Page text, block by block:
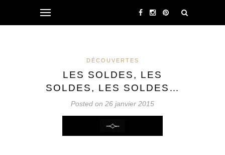
DÉCOUVERTES
LES SOLDES, LES
SOLDES, LES SOLDES…
Posted on 26 janvier 2015